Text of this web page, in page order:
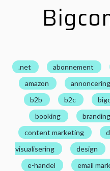
.net abonnement
amazon
annoncering
b2b
b2c
booking
branding
content marketing
visualisering
design
e-handel
email